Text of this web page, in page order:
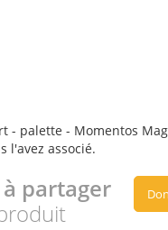
palette - Momentos
l'avez associé.
partager